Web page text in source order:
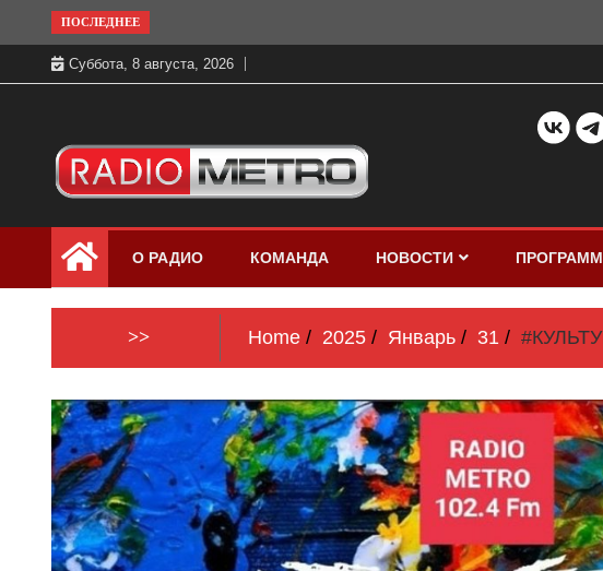
to
content
ПОСЛЕДНЕЕ
Суббота, 8 августа, 2026
Радио МЕТРО
бесплатно в хорошем качестве Санкт-
Петербург и Россия
О РАДИО КОМАНДА НОВОСТИ
>> Home 2025 Январь 31